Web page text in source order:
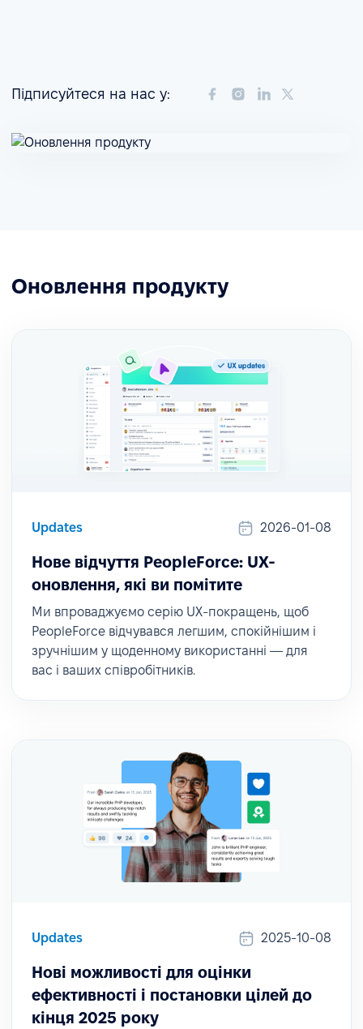
Підписуйтеся на нас у:
Оновлення продукту
Updates 2026-01-08
Нове відчуття PeopleForce: UX-
оновлення, які ви помітите
Ми впроваджуємо серію UX-покращень, щоб
PeopleForce відчувався легшим, спокійнішим і
зручнішим у щоденному використанні — для
вас і ваших співробітників.
Updates 2025-10-08
Нові можливості для оцінки
ефективності і постановки цілей до
кінця 2025 року